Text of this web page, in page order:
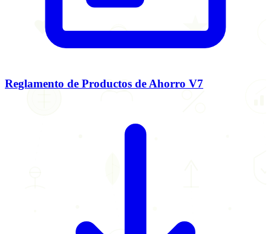
Reglamento de Productos de Ahorro V7